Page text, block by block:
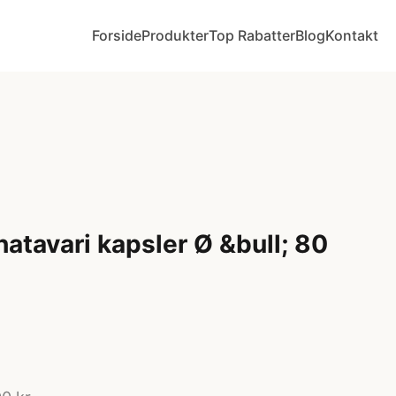
ForsideProdukterTop RabatterBlogKontakt
kapsler Ø &bull; 80